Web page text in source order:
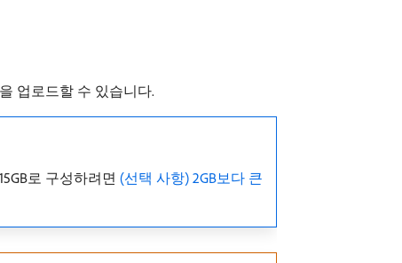
업로드할 수 있습니다.
로 구성하려면 (선택 사항) 2GB보다 큰